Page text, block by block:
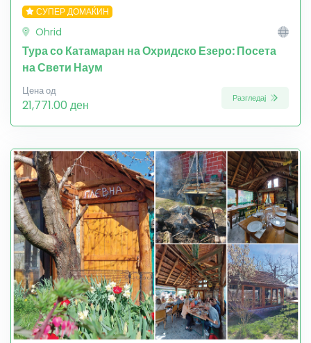
СУПЕР ДОМАЌИН
Ohrid
Тура со Катамаран на Охридско Езеро: Посета
на Свети Наум
Цена од
21,771.00 ден Разгледај